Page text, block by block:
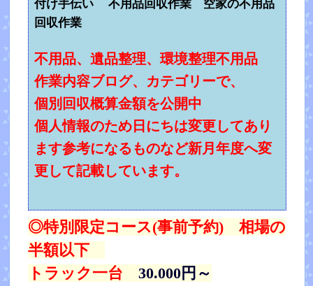
付け手伝い 不用品回収作業 空家の不用品
回収作業
不用品、遺品整理、環境整理不用品
作業内容ブログ、カテゴリーで、
個別回収概算金額を公開中
個人情報のため日にちは変更してあり
ます参考になるものなど新月年度へ変
更して記載しています。
◎特別限定コース(事前予約) 相場の
半額以下
トラック一台 30.000円～